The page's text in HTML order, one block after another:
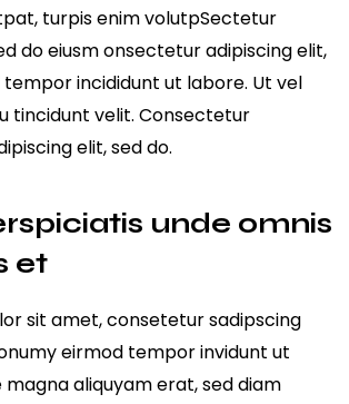
turpis enim volutpSectetur
do eiusm onsectetur adipiscing elit,
tempor incididunt ut labore. Ut vel
tincidunt velit. Consectetur
elit, sed do.
unde omnis
et
sit amet, consetetur sadipscing
eirmod tempor invidunt ut
aliquyam erat, sed diam